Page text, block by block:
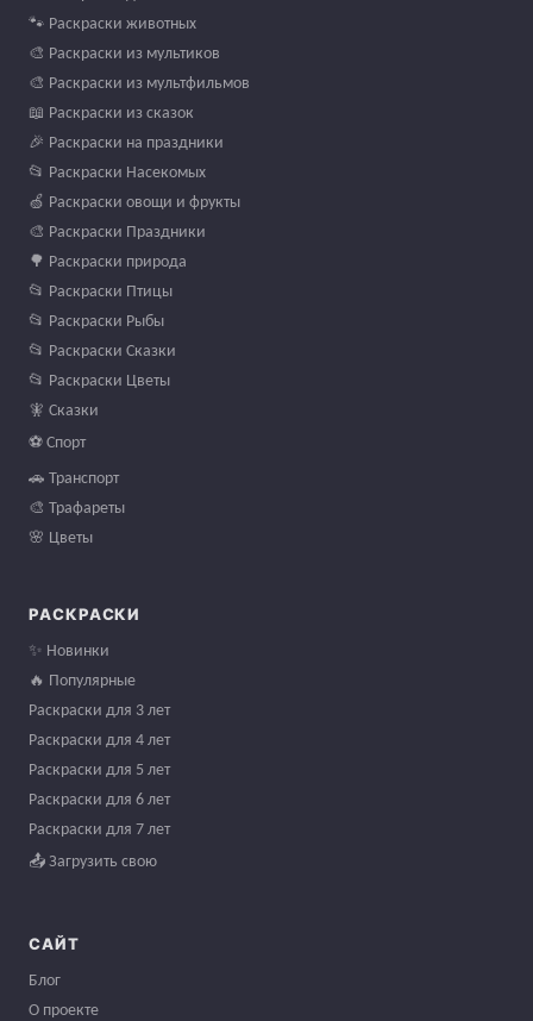
🐾 Раскраски животных
🎨 Раскраски из мультиков
🎨 Раскраски из мультфильмов
📖 Раскраски из сказок
🎉 Раскраски на праздники
📂 Раскраски Насекомых
🍏 Раскраски овощи и фрукты
🎨 Раскраски Праздники
🌳 Раскраски природа
📂 Раскраски Птицы
📂 Раскраски Рыбы
📂 Раскраски Сказки
📂 Раскраски Цветы
🧚 Сказки
⚽ Спорт
🚗 Транспорт
🎨 Трафареты
🌸 Цветы
РАСКРАСКИ
✨ Новинки
🔥 Популярные
Раскраски для 3 лет
Раскраски для 4 лет
Раскраски для 5 лет
Раскраски для 6 лет
Раскраски для 7 лет
📤 Загрузить свою
САЙТ
Блог
О проекте